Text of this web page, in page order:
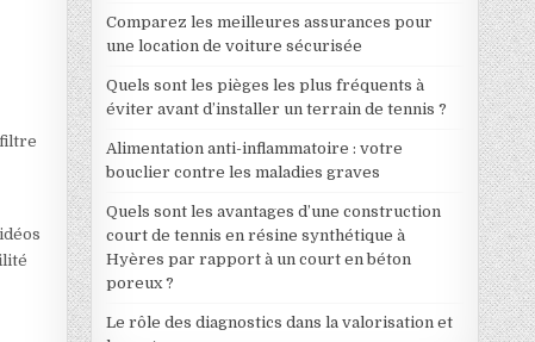
filtre
Comparez les meilleures assurances pour
une location de voiture sécurisée
Quels sont les pièges les plus fréquents à
éviter avant d’installer un terrain de tennis ?
Alimentation anti-inflammatoire : votre
bouclier contre les maladies graves
Quels sont les avantages d’une construction
court de tennis en résine synthétique à
Hyères par rapport à un court en béton
poreux ?
Le rôle des diagnostics dans la valorisation et